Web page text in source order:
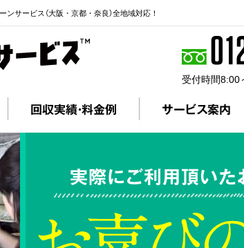
サービス（大阪・京都・奈良）全地域対応！
受付時間8:00
回収実績・料金例 サービス案内
実際にご利用頂いた